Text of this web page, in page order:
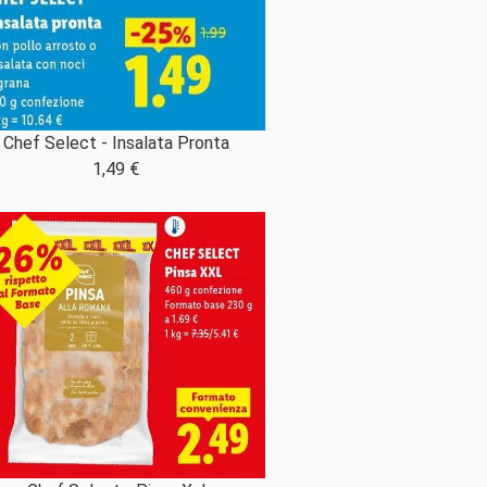
Chef Select - Insalata Pronta
1,49 €